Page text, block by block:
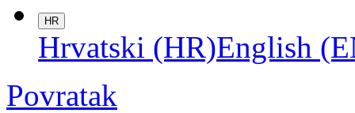
HR
Hrvatski (HR)English
Povratak